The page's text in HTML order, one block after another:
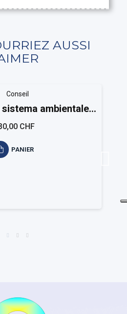
AUSSI
Conseil
ambientale
14001
CHF
PANIER